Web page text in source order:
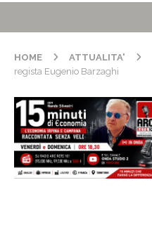
HOME ATTUALITA'
regista Eugenio Barzaghi